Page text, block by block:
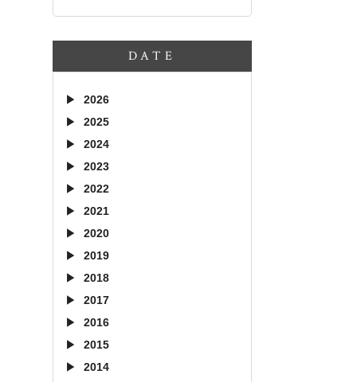
DATE
2026
2025
2024
2023
2022
2021
2020
2019
2018
2017
2016
2015
2014